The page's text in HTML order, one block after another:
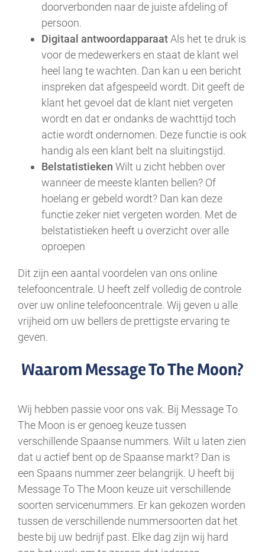
doorverbonden naar de juiste afdeling of
persoon.
Digitaal antwoordapparaatAls het te druk is
voor de medewerkers en staat de klant wel
heel lang te wachten. Dan kan u een bericht
inspreken dat afgespeeld wordt. Dit geeft de
klant het gevoel dat de klant niet vergeten
wordt en dat er ondanks de wachttijd toch
actie wordt ondernomen. Deze functie is ook
handig als een klant belt na sluitingstijd.
Belstatistieken Wilt u zicht hebben over
wanneer de meeste klanten bellen? Of
hoelang er gebeld wordt? Dan kan deze
functie zeker niet vergeten worden. Met de
belstatistieken heeft u overzicht over alle
oproepen
Dit zijn een aantal voordelen van ons online
telefooncentrale. U heeft zelf volledig de controle
over uw online telefooncentrale. Wij geven u alle
vrijheid om uw bellers de prettigste ervaring te
geven.
Waarom Message To The Moon?
Wij hebben passie voor ons vak. Bij Message To
The Moon is er genoeg keuze tussen
verschillende Spaanse nummers. Wilt u laten zien
dat u actief bent op de Spaanse markt? Dan is
een Spaans nummer zeer belangrijk. U heeft bij
Message To The Moon keuze uit verschillende
soorten servicenummers. Er kan gekozen worden
tussen de verschillende nummersoorten dat het
beste bij uw bedrijf past. Elke dag zijn wij hard